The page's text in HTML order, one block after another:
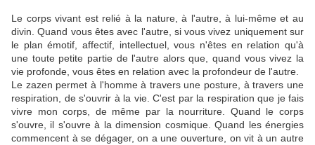
Le corps vivant est relié à la nature, à l'autre, à lui-même et au
divin. Quand vous êtes avec l'autre, si vous vivez uniquement sur
le plan émotif, affectif, intellectuel, vous n'êtes en relation qu'à
une toute petite partie de l'autre alors que, quand vous vivez la
vie profonde, vous êtes en relation avec la profondeur de l'autre.
Le zazen permet à l'homme à travers une posture, à travers une
respiration, de s'ouvrir à la vie. C'est par la respiration que je fais
vivre mon corps, de même par la nourriture. Quand le corps
s'ouvre, il s'ouvre à la dimension cosmique. Quand les énergies
commencent à se dégager, on a une ouverture, on vit à un autre